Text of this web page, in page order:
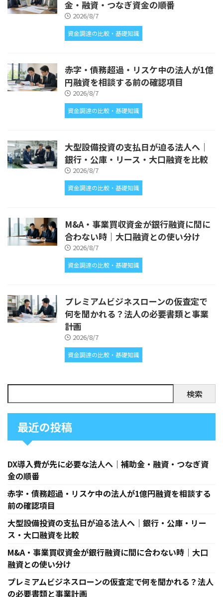
金・融資・つなぎ資金の順番
2026/8/7
資金調達の比較・基礎知識
赤字・債務超過・リスケ中の法人が1億
円融資を相談する前の確認項目
2026/8/7
資金調達の比較・基礎知識
大型設備投資の支払日が迫る法人へ｜
銀行・公庫・リース・大口融資を比較
2026/8/7
資金調達の比較・基礎知識
M&A・事業買収資金が銀行融資に間に
合わない時｜大口融資との使い分け
2026/8/7
資金調達の比較・基礎知識
プレミアムビジネスローンの仮査定で
何を聞かれる？法人の必要書類と事業
計画
2026/8/7
資金調達の比較・基礎知識
検索
最近の投稿
DX導入費が先に必要な法人へ｜補助金・融資・つなぎ資
金の順番
赤字・債務超過・リスケ中の法人が1億円融資を相談する
前の確認項目
大型設備投資の支払日が迫る法人へ｜銀行・公庫・リー
ス・大口融資を比較
M&A・事業買収資金が銀行融資に間に合わない時｜大口
融資との使い分け
プレミアムビジネスローンの仮査定で何を聞かれる？法人
の必要書類と事業計画